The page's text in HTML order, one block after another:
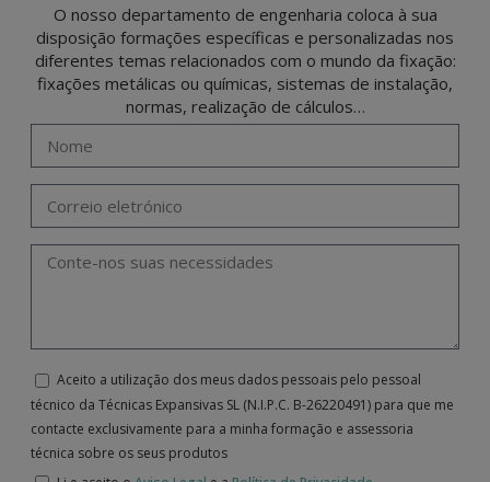
O nosso departamento de engenharia coloca à sua
disposição formações específicas e personalizadas nos
diferentes temas relacionados com o mundo da fixação:
fixações metálicas ou químicas, sistemas de instalação,
normas, realização de cálculos…
Aceito a utilização dos meus dados pessoais pelo pessoal
técnico da Técnicas Expansivas SL (N.I.P.C. B-26220491) para que me
contacte exclusivamente para a minha formação e assessoria
técnica sobre os seus produtos